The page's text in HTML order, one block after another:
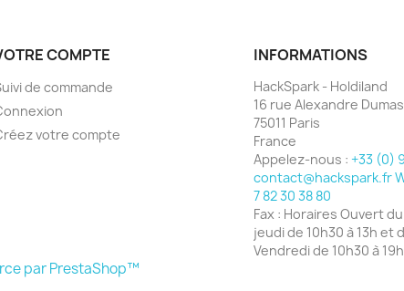
COMPTE
de commande
votre compte
INFORMATIONS
HackSpark - Holdiland
16 rue Alexandre Dumas
75011 Paris
France
Appelez-nous : +33 (0)
contact@hackspark.fr
7 82 30 38 80
Fax : Horaires Ouvert
jeudi de 10h30 à 13h et
Vendredi de 10h30 à 19h
par PrestaShop™